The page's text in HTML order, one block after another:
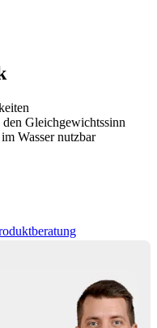
Gleichgewichtssinn
Wasser nutzbar